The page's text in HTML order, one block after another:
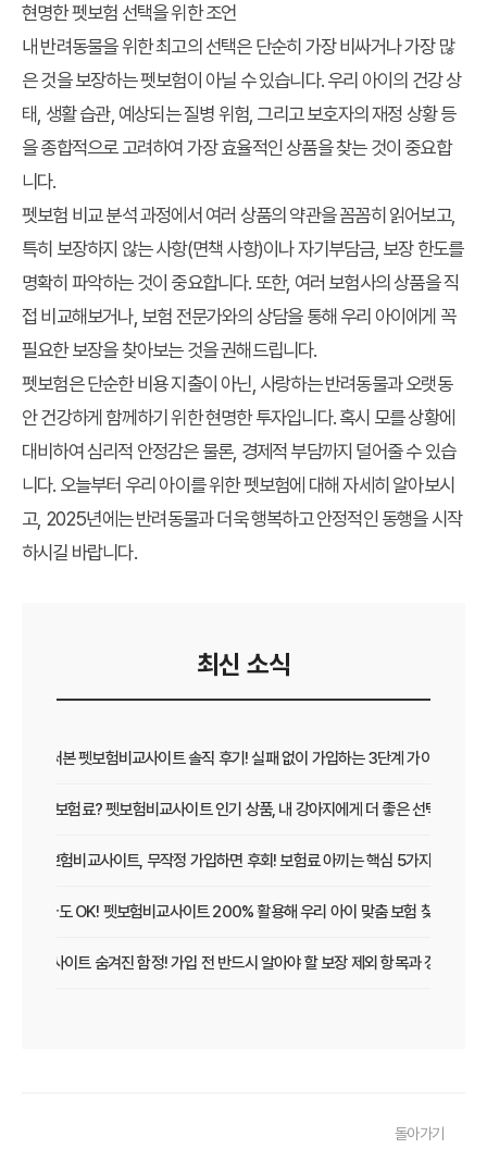
현명한 펫보험 선택을 위한 조언
내 반려동물을 위한 최고의 선택은 단순히 가장 비싸거나 가장 많
은 것을 보장하는 펫보험이 아닐 수 있습니다. 우리 아이의 건강 상
태, 생활 습관, 예상되는 질병 위험, 그리고 보호자의 재정 상황 등
을 종합적으로 고려하여 가장 효율적인 상품을 찾는 것이 중요합
니다.
펫보험 비교 분석과정에서 여러 상품의 약관을 꼼꼼히 읽어보고,
특히 보장하지 않는 사항(면책 사항)이나 자기부담금, 보장 한도를
명확히 파악하는 것이 중요합니다. 또한, 여러 보험사의 상품을 직
접 비교해보거나, 보험 전문가와의 상담을 통해 우리 아이에게 꼭
필요한 보장을 찾아보는 것을 권해드립니다.
펫보험은 단순한 비용 지출이 아닌, 사랑하는 반려동물과 오랫동
안 건강하게 함께하기 위한 현명한 투자입니다. 혹시 모를 상황에
대비하여 심리적 안정감은 물론, 경제적 부담까지 덜어줄 수 있습
니다. 오늘부터 우리 아이를 위한 펫보험에 대해 자세히 알아보시
고, 2025년에는 반려동물과 더욱 행복하고 안정적인 동행을 시작
하시길 바랍니다.
최신 소식
직접 써본 펫보험비교사이트 솔직 후기! 실패 없이 가입하는 3단계 가이드
보장 vs 보험료? 펫보험비교사이트 인기 상품, 내 강아지에게 더 좋은 선택은?
펫보험비교사이트, 무작정 가입하면 후회! 보험료 아끼는 핵심 5가지
초보 집사도 OK! 펫보험비교사이트 200% 활용해 우리 아이 맞춤 보험 찾는 법
험비교사이트 숨겨진 함정! 가입 전 반드시 알아야 할 보장 제외 항목과 갱신 조건
돌아가기